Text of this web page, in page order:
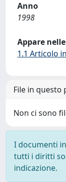
Anno
1998
Appare
1.1 Articolo
File in questo
Non ci sono
I documenti
tutti i diritti
indicazione.